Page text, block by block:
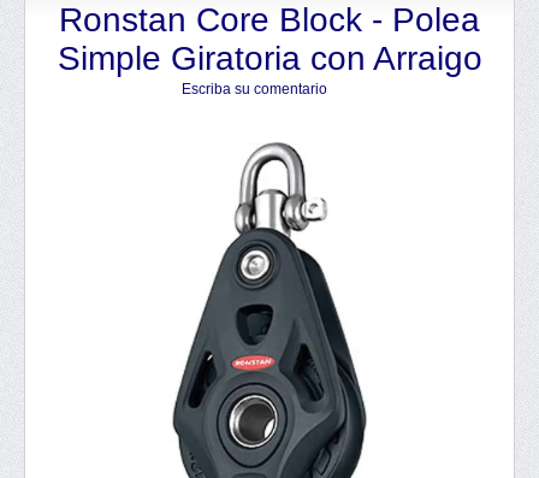
Ronstan Core Block - Polea
Simple Giratoria con Arraigo
Escriba su comentario